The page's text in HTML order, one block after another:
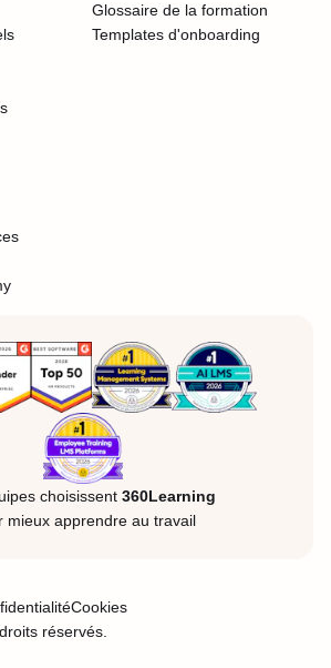
Glossaire de la formation
Templates d'onboarding
choisissent 360Learning
mieux apprendre au travail
Cookies
réservés.